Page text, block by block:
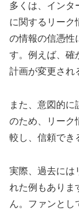
多くは、インタ
に関するリーク
の情報の信憑性
す。例えば、確
計画が変更され
また、意図的
のため、リーク
較し、信頼でき
実際、過去には
れた例もありま
ん。ファンとし